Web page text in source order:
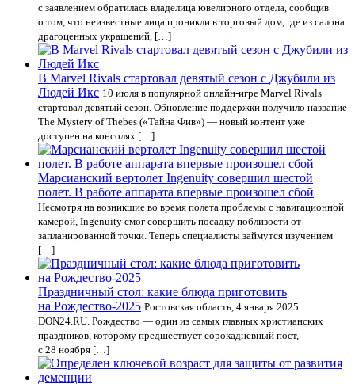
с заявлением обратилась владелица ювелирного отдела, сообщив
о том, что неизвестные лица проникли в торговый дом, где из салона
драгоценных украшений, […]
В Marvel Rivals стартовал девятый сезон с Джубили из
Людей Икс 10 июля в популярной онлайн-игре Marvel Rivals
стартовал девятый сезон. Обновление поддержки получило название
The Mystery of Thebes («Тайна Фив») — новый контент уже
доступен на консолях […]
Марсианский вертолет Ingenuity совершил шестой
полет. В работе аппарата впервые произошел сбой
Несмотря на возникшие во время полета проблемы с навигационной
камерой, Ingenuity смог совершить посадку поблизости от
запланированной точки. Теперь специалисты займутся изучением
[…]
Праздничный стол: какие блюда приготовить
на Рождество-2025 Ростовская область, 4 января 2025.
DON24.RU. Рождество — один из самых главных христианских
праздников, которому предшествует сорокадневный пост,
с 28 ноября […]